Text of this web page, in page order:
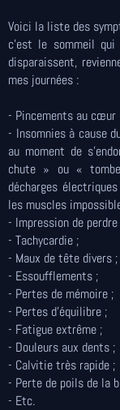
Voici la liste des
c’est le sommeil
disparaissent,
mes journées :
- Pincements au cœur
- Insomnies à cause
au moment de
chute » ou «
décharges
les muscles
- Impression de
- Tachycardie ;
- Maux de tête divers ;
- Essoufflements ;
- Pertes de mémoire ;
- Pertes d’équilibre ;
- Fatigue extrême ;
- Douleurs aux dents ;
- Calvitie très rapide ;
- Perte de poils de la
- Etc.